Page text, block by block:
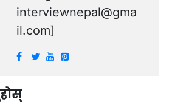
interviewnepal@gma
il.com]